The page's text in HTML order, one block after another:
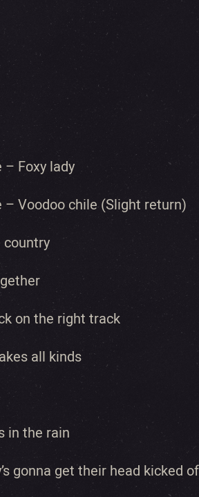
– Foxy lady
Voodoo chile (Slight return)
country
on the right track
all kinds
in the rain
gonna get their head kicked of